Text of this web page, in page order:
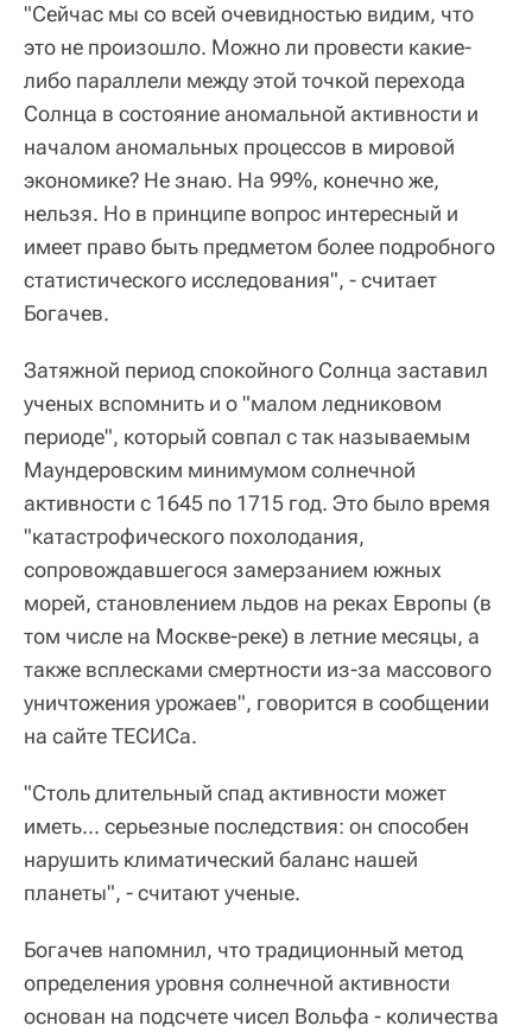
"Сейчас мы со всей очевидностью видим, что
это не произошло. Можно ли провести какие-
либо параллели между этой точкой перехода
Солнца в состояние аномальной активности и
началом аномальных процессов в мировой
экономике? Не знаю. На 99%, конечно же,
нельзя. Но в принципе вопрос интересный и
имеет право быть предметом более подробного
статистического исследования", - считает
Богачев.
Затяжной период спокойного Солнца заставил
ученых вспомнить и о "малом ледниковом
периоде", который совпал с так называемым
Маундеровским минимумом солнечной
активности с 1645 по 1715 год. Это было время
"катастрофического похолодания,
сопровождавшегося замерзанием южных
морей, становлением льдов на реках Европы (в
том числе на Москве-реке) в летние месяцы, а
также всплесками смертности из-за массового
уничтожения урожаев", говорится в сообщении
на сайте ТЕСИСа.
"Столь длительный спад активности может
иметь... серьезные последствия: он способен
нарушить климатический баланс нашей
планеты", - считают ученые.
Богачев напомнил, что традиционный метод
определения уровня солнечной активности
основан на подсчете чисел Вольфа - количества